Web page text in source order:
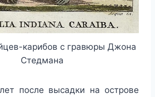
карибов с гравюры Джона
Стедмана
после высадки на острове